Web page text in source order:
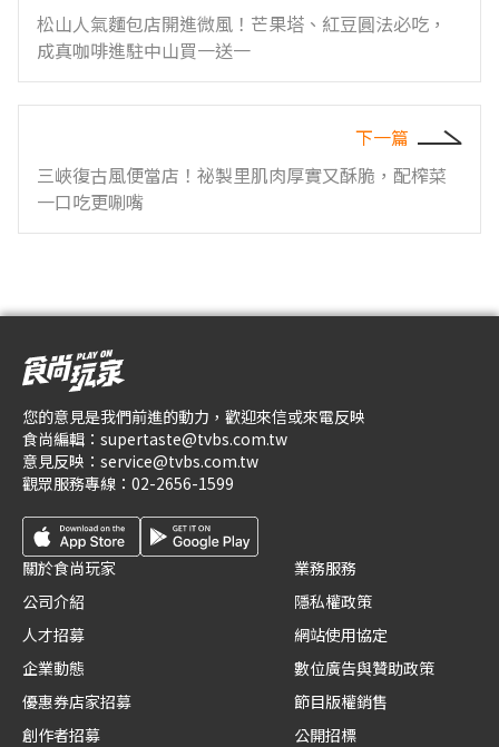
松山人氣麵包店開進微風！芒果塔、紅豆圓法必吃，
成真咖啡進駐中山買一送一
下一篇
三峽復古風便當店！祕製里肌肉厚實又酥脆，配榨菜
一口吃更唰嘴
您的意見是我們前進的動力，歡迎來信或來電反映
食尚編輯： supertaste@tvbs.com.tw
意見反映： service@tvbs.com.tw
觀眾服務專線： 02-2656-1599
關於食尚玩家
公司介紹
人才招募
企業動態
優惠券店家招募
創作者招募
業務服務
隱私權政策
網站使用協定
數位廣告與贊助政策
節目版權銷售
公開招標